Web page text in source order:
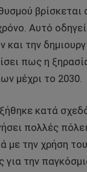
Αυτό
την
πως η
μέχρι το 2030.
κατά
πολλές
με την χρήση
την